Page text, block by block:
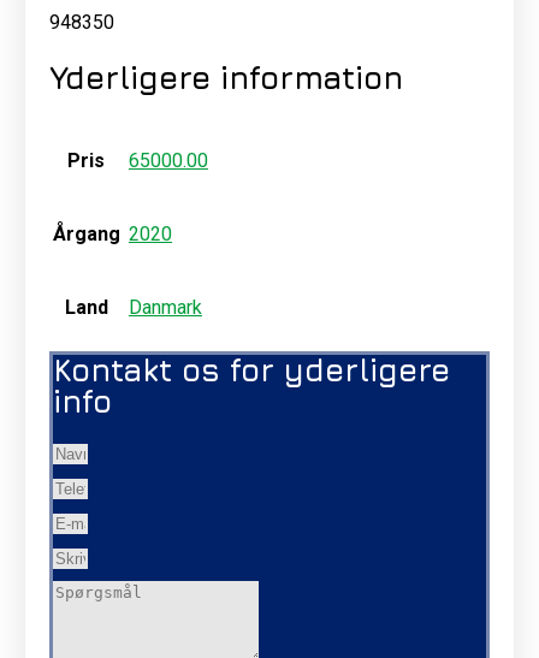
948350
Yderligere information
Pris 65000.00
Årgang 2020
Land Danmark
Kontakt os for yderligere
info